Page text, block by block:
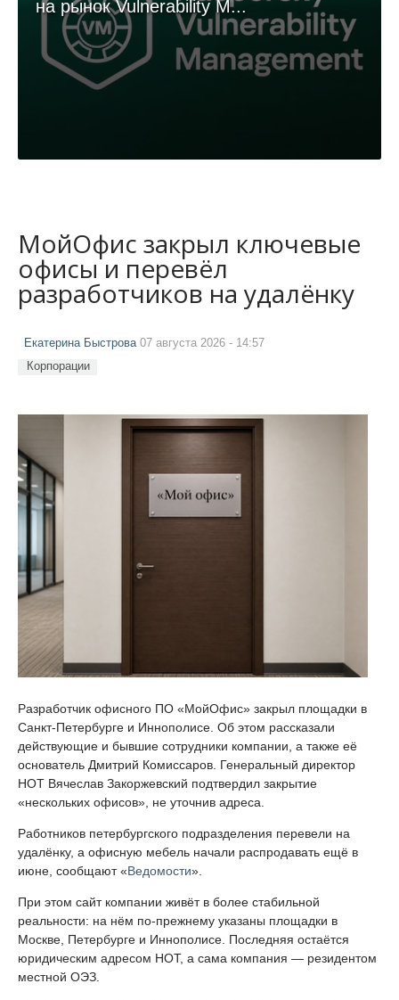
на рынок Vulnerability M...
МойОфис закрыл ключевые
офисы и перевёл
разработчиков на удалёнку
Екатерина Быстрова07 августа 2026 - 14:57
Корпорации
Разработчик офисного ПО «МойОфис» закрыл площадки в
Санкт-Петербурге и Иннополисе. Об этом рассказали
действующие и бывшие сотрудники компании, а также её
основатель Дмитрий Комиссаров. Генеральный директор
НОТ Вячеслав Закоржевский подтвердил закрытие
«нескольких офисов», не уточнив адреса.
Работников петербургского подразделения перевели на
удалёнку, а офисную мебель начали распродавать ещё в
июне, сообщают «Ведомости».
При этом сайт компании живёт в более стабильной
реальности: на нём по-прежнему указаны площадки в
Москве, Петербурге и Иннополисе. Последняя остаётся
юридическим адресом НОТ, а сама компания — резидентом
местной ОЭЗ.